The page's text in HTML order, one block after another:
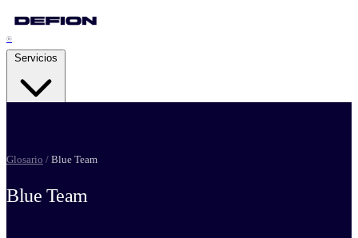
®
Strategic Resilience
Pentesting Services
Glosario / Blue Team
Blue Team